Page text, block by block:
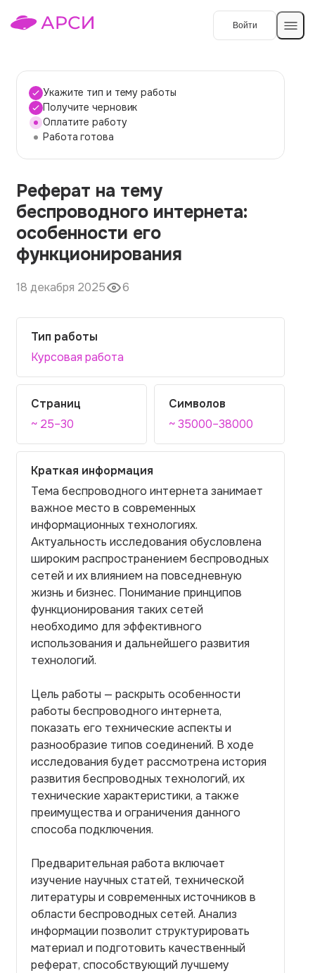
Войти
Темы работ
О сервисе
О компании
Наши гарантии
Порядок оплаты
Контакты
Укажите тип и тему работы
Получите черновик
Оплатите работу
Работа готова
Реферат на тему
беспроводного интернета:
особенности его
функционирования
18 декабря 2025 6
Тип работы
Курсовая работа
Страниц
~ 25–30
Символов
~ 35000–38000
Краткая информация
Тема беспроводного интернета занимает
важное место в современных
информационных технологиях.
Актуальность исследования обусловлена
широким распространением беспроводных
сетей и их влиянием на повседневную
жизнь и бизнес. Понимание принципов
функционирования таких сетей
необходимо для эффективного
использования и дальнейшего развития
технологий.
Цель работы — раскрыть особенности
работы беспроводного интернета,
показать его технические аспекты и
разнообразие типов соединений. В ходе
исследования будет рассмотрена история
развития беспроводных технологий, их
технические характеристики, а также
преимущества и ограничения данного
способа подключения.
Предварительная работа включает
изучение научных статей, технической
литературы и современных источников в
области беспроводных сетей. Анализ
информации позволит структурировать
материал и подготовить качественный
реферат, способствующий лучшему